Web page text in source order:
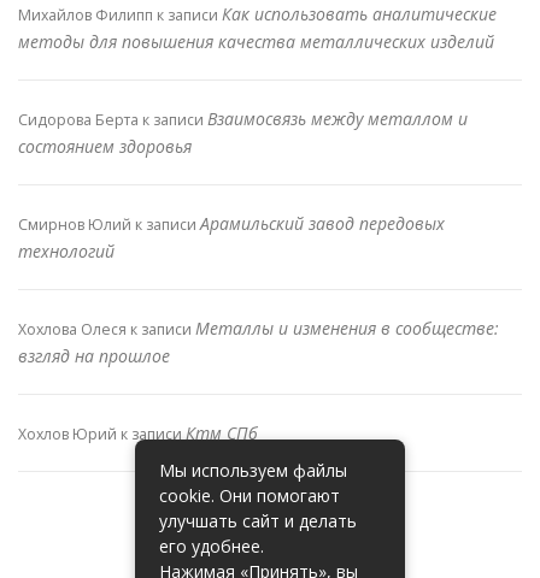
Михайлов Филипп к записи Как использовать аналитические
методы для повышения качества металлических изделий
Сидорова Берта к записи Взаимосвязь между металлом и
состоянием здоровья
Смирнов Юлий к записиАрамильский завод передовых
технологий
Хохлова Олеся к записи Металлы и изменения в сообществе:
взгляд на прошлое
Хохлов Юрий к записи Ктм СПб
Мы используем файлы
cookie. Они помогают
улучшать сайт и делать
его удобнее.
Нажимая «Принять», вы